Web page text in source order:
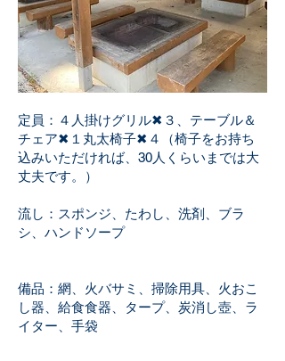
定員：４人掛けグリル✖︎３、テーブル＆
チェア✖︎１丸太椅子✖︎４（椅子をお持ち
込みいただければ、30人くらいまでは大
丈夫です。）
流し：スポンジ、たわし、洗剤、ブラ
シ、ハンドソープ
備品：網、火バサミ、掃除用具、火おこ
し器、給食食器、タープ、炭消し壺、ラ
イター、手袋